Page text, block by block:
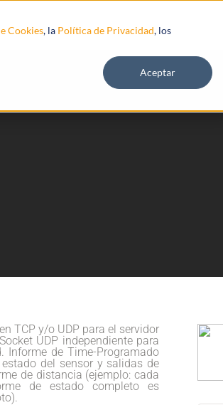
Cookies, la Política de Privacidad, los
Aceptar
TCP y/o UDP para el servidor
UDP independiente para
Informe de Time-Programado
del sensor y salidas de
de distancia (ejemplo: cada
de estado completo es